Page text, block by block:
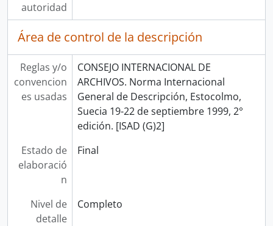
autoridad
Área de control de la descripción
Reglas y/o
convencion
es usadas
CONSEJO INTERNACIONAL DE
ARCHIVOS. Norma Internacional
General de Descripción, Estocolmo,
Suecia 19-22 de septiembre 1999, 2°
edición. [ISAD (G)2]
Estado de
elaboració
n
Final
Nivel de
detalle
Completo